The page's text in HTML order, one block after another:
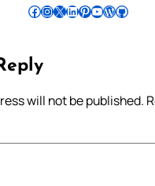
Follow Pradeep on Facebook Follow Pradeep on InstagramFollow Pradeep on X Follow Pradeep on LinkedIn Follow Pradeep on Pinterest Subscribe to Pradeep’s Youtube Channel Follow Pradeep on WordPress Follow Pradeep on GitHub
will not be published.